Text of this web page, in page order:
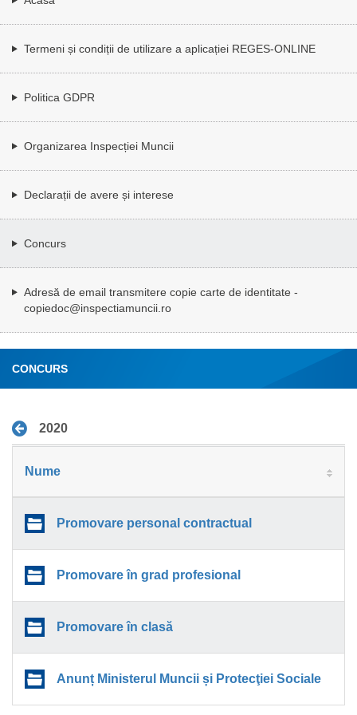
Termeni și condiții de utilizare a aplicației REGES-ONLINE
Politica GDPR
Organizarea Inspecției Muncii
Declarații de avere și interese
Concurs
Adresă de email transmitere copie carte de identitate -
copiedoc@inspectiamuncii.ro
CONCURS
2020
Nume
Promovare personal contractual
Promovare în grad profesional
Promovare în clasă
Anunț Ministerul Muncii și Protecţiei Sociale